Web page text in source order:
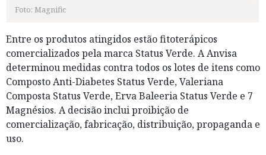
Foto: Magnific
Entre os produtos atingidos estão fitoterápicos
comercializados pela marca Status Verde. A Anvisa
determinou medidas contra todos os lotes de itens como
Composto Anti-Diabetes Status Verde, Valeriana
Composta Status Verde, Erva Baleeria Status Verde e 7
Magnésios. A decisão inclui proibição de
comercialização, fabricação, distribuição, propaganda e
uso.